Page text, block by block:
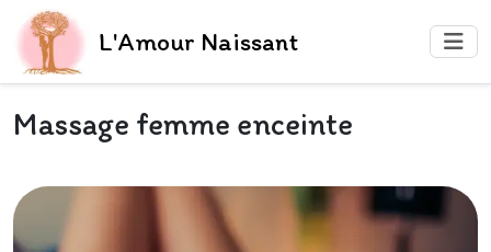
L'Amour Naissant
Massage femme enceinte